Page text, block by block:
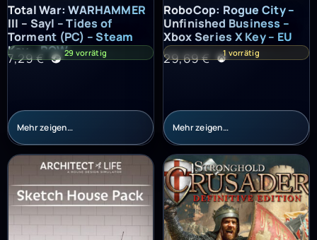
Total War: WARHAMMER III – Sayl – Tides of Torment (PC) –
Total War: WARHAMMER
III – Sayl – Tides of
Torment (PC) – Steam
Key – ROW
7,29€ 29 vorrätig
Mehr zeigen…
RoboCop: Rogue City –
RoboCop: Rogue City –
Unfinished Business –
Xbox Series X Key – EU
29,69€ 1 vorrätig
Mehr zeigen…